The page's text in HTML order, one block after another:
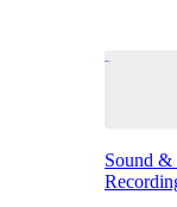
Sound &